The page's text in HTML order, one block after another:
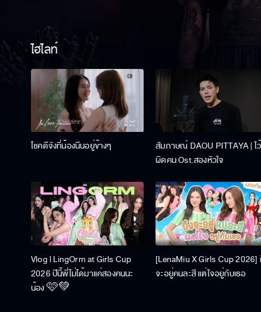
ไฮไลท์
โชคดีจังที่น้องนีนอยู่ข้างๆ
สัมภาษณ์ DAOU PITTAYA | ไ
ผิดคน Ost.สองหัวใจ
Vlog l LingOrm at Girls Cup
2026 ปีนี้พี่ไม่ได้มาแค่สองคนนะ
น้อง 🩷💚
[LenaMiu X Girls Cup 2026]
จะอยู่คนละสี แต่ใจอยู่กับเธอ